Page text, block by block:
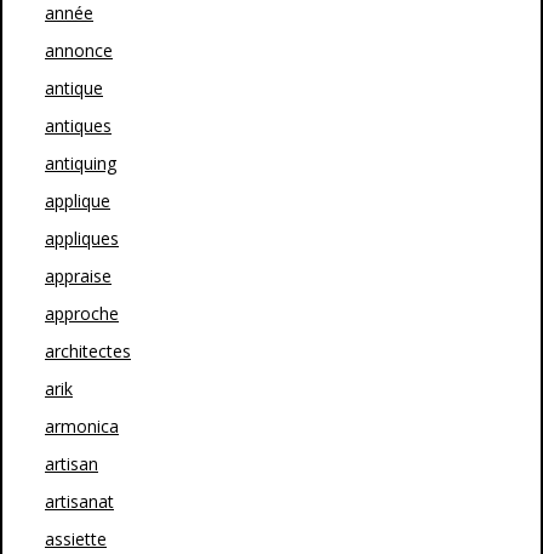
année
annonce
antique
antiques
antiquing
applique
appliques
appraise
approche
architectes
arik
armonica
artisan
artisanat
assiette